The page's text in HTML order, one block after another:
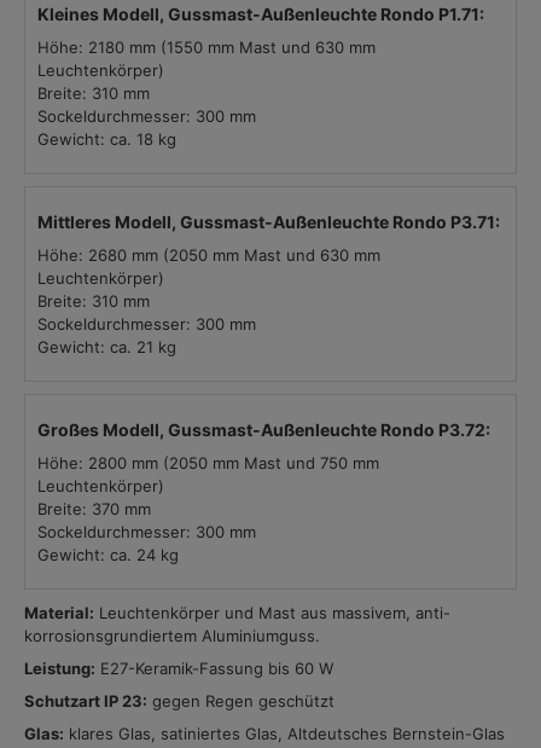
Kleines Modell, Gussmast-Außenleuchte Rondo P1.71:
Höhe: 2180 mm (1550 mm Mast und 630 mm
Leuchtenkörper)
Breite: 310 mm
Sockeldurchmesser: 300 mm
Gewicht: ca. 18 kg
Mittleres Modell, Gussmast-Außenleuchte Rondo P3.71:
Höhe: 2680 mm (2050 mm Mast und 630 mm
Leuchtenkörper)
Breite: 310 mm
Sockeldurchmesser: 300 mm
Gewicht: ca. 21 kg
Großes Modell, Gussmast-Außenleuchte Rondo P3.72:
Höhe: 2800 mm (2050 mm Mast und 750 mm
Leuchtenkörper)
Breite: 370 mm
Sockeldurchmesser: 300 mm
Gewicht: ca. 24 kg
Material: Leuchtenkörper und Mast aus massivem, anti-
korrosionsgrundiertem Aluminiumguss.
Leistung: E27-Keramik-Fassung bis 60 W
Schutzart IP 23: gegen Regen geschützt
Glas: klares Glas, satiniertes Glas, Altdeutsches Bernstein-Glas